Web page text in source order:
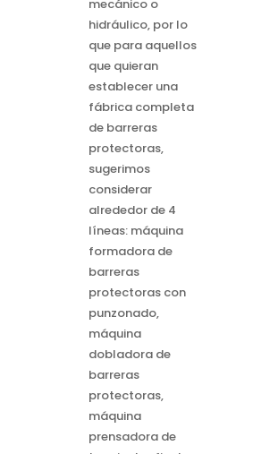
mecánico o
hidráulico, por lo
que para aquellos
que quieran
establecer una
fábrica completa
de barreras
protectoras,
sugerimos
considerar
alrededor de 4
líneas: máquina
formadora de
barreras
protectoras con
punzonado,
máquina
dobladora de
barreras
protectoras,
máquina
prensadora de